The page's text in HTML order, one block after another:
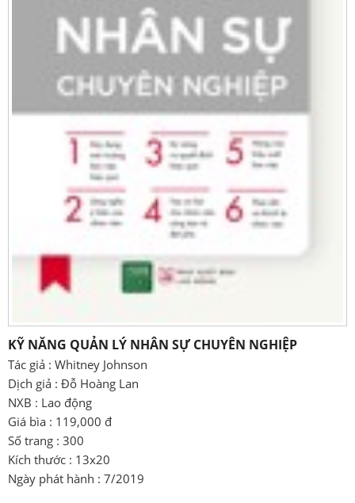
KỸ NĂNG QUẢN LÝ NHÂN SỰ CHUYÊN NGHIỆP
Tác giả : Whitney Johnson
Dịch giả : Đỗ Hoàng Lan
NXB : Lao động
Giá bìa : 119,000 đ
Số trang : 300
Kích thước : 13x20
Ngày phát hành : 7/2019